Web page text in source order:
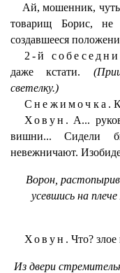
Ай, мошенник,
товарищ Борис, не
создавшееся
2-й
даже кстати.
светелку.)
Снежимочка.
Ховун. А...
вишни... Сидели
невежничают.
Ворон,
усевшись на
Ховун. Что?
Из двери